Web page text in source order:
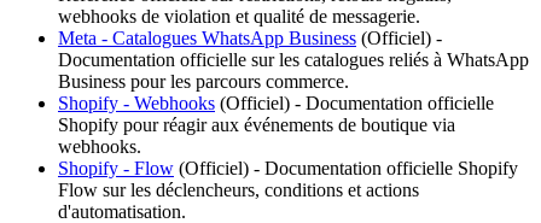
webhooks de violation et qualité de messagerie.
Meta - Catalogues WhatsApp Business (Officiel) -
Documentation officielle sur les catalogues reliés à WhatsApp
Business pour les parcours commerce.
Shopify - Webhooks (Officiel) - Documentation officielle
Shopify pour réagir aux événements de boutique via
webhooks.
Shopify - Flow (Officiel) - Documentation officielle Shopify
Flow sur les déclencheurs, conditions et actions
d'automatisation.